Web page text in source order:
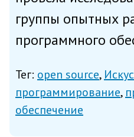
группы опытных
программного
использование
интеллекта (ИИ)
Тег: open source
программирование
обеспечение